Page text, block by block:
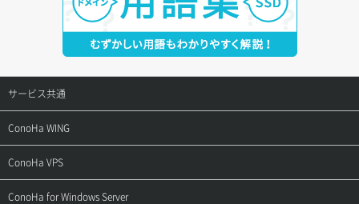
サービス共通
サポートトップ
ご契約・お支払い
ConoHa WING
サポートトップ
ご利用ガイド
ConoHa VPS
サポートトップ
ConoHa for Windows Server